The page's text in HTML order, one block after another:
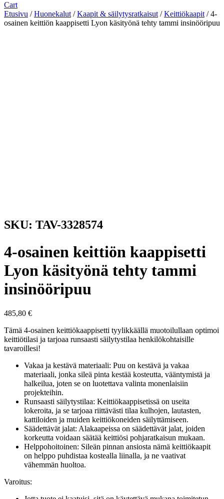
Cart
Etusivu /Huonekalut /Kaapit & säilytysratkaisut /Keittiökaapit / 4-
osainen keittiön kaappisetti Lyon käsityönä tehty tammi insinööripuu
SKU: TAV-3328574
4-osainen keittiön kaappisetti
Lyon käsityönä tehty tammi
insinööripuu
485,80 €
Tämä 4-osainen keittiökaappisetti tyylikkäällä muotoilullaan optimoi
keittiötilasi ja tarjoaa runsaasti säilytystilaa henkilökohtaisille
tavaroillesi!
Vakaa ja kestävä materiaali: Puu on kestävä ja vakaa
materiaali, jonka sileä pinta kestää kosteutta, vääntymistä ja
halkeilua, joten se on luotettava valinta monenlaisiin
projekteihin.
Runsaasti säilytystilaa: Keittiökaappisetissä on useita
lokeroita, ja se tarjoaa riittävästi tilaa kulhojen, lautasten,
kattiloiden ja muiden keittiökoneiden säilyttämiseen.
Säädettävät jalat: Alakaapeissa on säädettävät jalat, joiden
korkeutta voidaan säätää keittiösi pohjaratkaisun mukaan.
Helppohoitoinen: Sileän pinnan ansiosta nämä keittiökaapit
on helppo puhdistaa kostealla liinalla, ja ne vaativat
vähemmän huoltoa.
Varoitus: